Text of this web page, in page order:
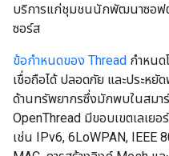
บริการแก่ชุมชนนักพัฒนาซอฟ
ซอร์ส
ข้อกำหนดของ Thread กำหนด
เชื่อถือได้ ปลอดภัย และประห
ด้านทรัพยากรซึ่งมักพบในสมา
OpenThread มีขอบเขตเลเย
เช่น IPv6, 6LoWPAN, IEEE